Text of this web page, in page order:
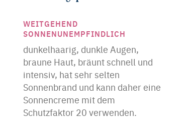
WEITGEHEND
SONNENUNEMPFINDLICH
dunkelhaarig, dunkle Augen,
braune Haut, bräunt schnell und
intensiv, hat sehr selten
Sonnenbrand und kann daher eine
Sonnencreme mit dem
Schutzfaktor 20 verwenden.